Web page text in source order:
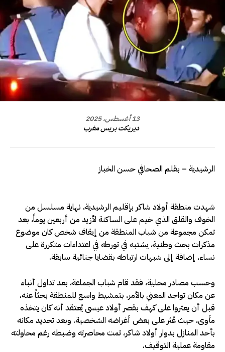
13 أغسطس، 2025
ديريكت بريس مغرب
الرشيدية – بقلم الصحافي حسن الخباز
شهدت منطقة أولاد شاكر بإقليم الرشيدية، نهاية مسلسل من
الخوف والقلق الذي خيم على الساكنة لأزيد من أربعين يوماً، بعد
تمكن مجموعة من شباب المنطقة من إيقاف شخص كان موضوع
مذكرات بحث وطنية، يشتبه في تورطه في اعتداءات متكررة على
نساء، إضافة إلى شبهات ارتباطه بقضايا جنائية سابقة.
وحسب مصادر محلية، فقد قام شباب الجماعة، بعد تداول أنباء
عن مكان تواجد المعني بالأمر، بتمشيط واسع للمنطقة بحثاً عنه،
قبل أن يعثروا على كهف بقصر أولاد عيسى يُعتقد أنه كان يتخذه
مأوى، حيث عُثر على بعض أغراضه الشخصية. وبعد تحديد مكانه
بأحد المنازل بدوار أولاد شاكر، تمت محاصرته وضبطه رغم محاولته
مقاومة عملية التوقيف.